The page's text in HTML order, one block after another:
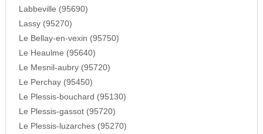
Labbeville (95690)
Lassy (95270)
Le Bellay-en-vexin (95750)
Le Heaulme (95640)
Le Mesnil-aubry (95720)
Le Perchay (95450)
Le Plessis-bouchard (95130)
Le Plessis-gassot (95720)
Le Plessis-luzarches (95270)